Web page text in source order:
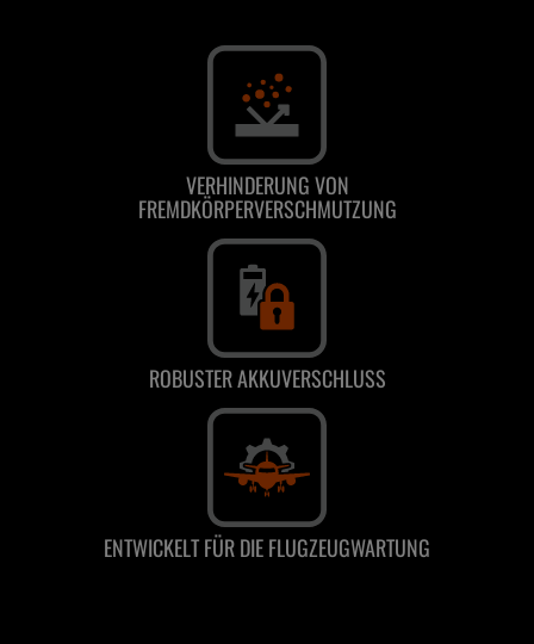
VERHINDERUNG VON
FREMDKÖRPERVERSCHMUTZUNG
ROBUSTER AKKUVERSCHLUSS
ENTWICKELT FÜR DIE FLUGZEUGWARTUNG